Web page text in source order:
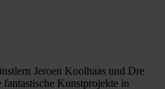
Jeroen Koolhaas und Dre
fantastische Kunstprojekte in